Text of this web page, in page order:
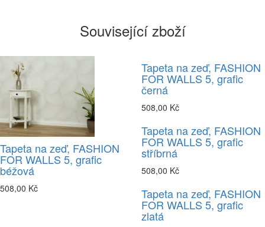
Související zboží
Tapeta na zeď, FASHION
FOR WALLS 5, grafic
béžová
508,00 Kč
Tapeta na zeď, FASHION
FOR WALLS 5, grafic
černá
508,00 Kč
Tapeta na zeď, FASHION
FOR WALLS 5, grafic
stříbrná
508,00 Kč
Tapeta na zeď, FASHION
FOR WALLS 5, grafic
zlatá